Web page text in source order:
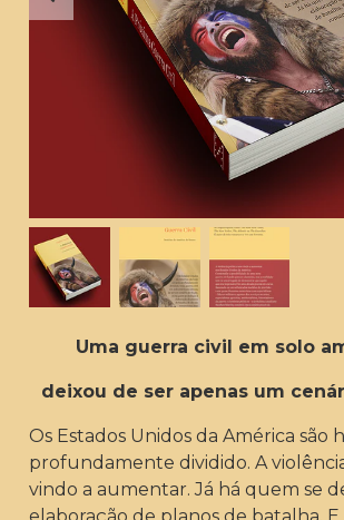
Uma guerra civil em solo
deixou de ser apenas um
Os Estados Unidos da América são
profundamente dividido. A
vindo a aumentar. Já há quem se